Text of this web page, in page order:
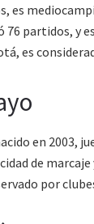
es
76 partidos, y
es
en 2003,
de
por